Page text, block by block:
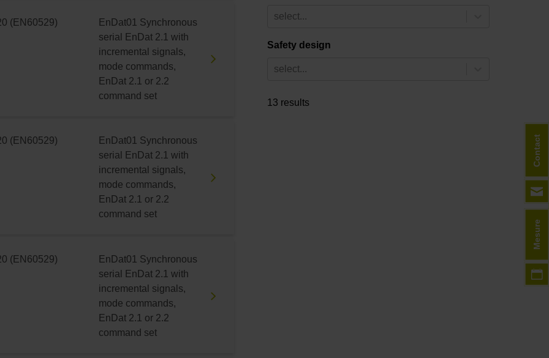
select...
Safety design
select...
13 results
(EN60529)
EnDat01 Synchronous
serial EnDat 2.1 with
incremental signals,
mode commands,
EnDat 2.1 or 2.2
command set
(EN60529)
EnDat01 Synchronous
serial EnDat 2.1 with
incremental signals,
mode commands,
EnDat 2.1 or 2.2
command set
(EN60529)
EnDat01 Synchronous
serial EnDat 2.1 with
incremental signals,
mode commands,
EnDat 2.1 or 2.2
command set
Mesure
Contact